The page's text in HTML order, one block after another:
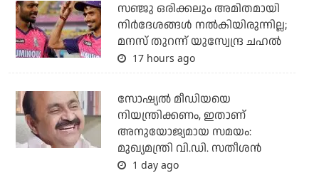
സഞ്ജു ഒരിക്കലും അമിതമായി
നിര്‍ദേശങ്ങള്‍ നല്‍കിയിരുന്നില്ല;
മനസ് തുറന്ന് യുസ്വേന്ദ്ര ചഹല്‍
17 hours ago
സോഷ്യല്‍ മീഡിയയെ
നിയന്ത്രിക്കണം, ഇതാണ്
അനുയോജ്യമായ സമയം:
മുഖ്യമന്ത്രി വി.ഡി. സതീശന്‍
1 day ago